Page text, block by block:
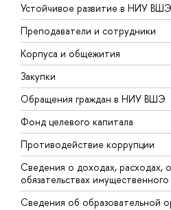
Устойчивое развитие в НИУ ВШЭ
Преподаватели и сотрудники
Корпуса и общежития
Закупки
Обращения граждан в НИУ ВШЭ
Фонд целевого капитала
Противодействие коррупции
Сведения о доходах, расходах,
обязательствах
Сведения об образовательной